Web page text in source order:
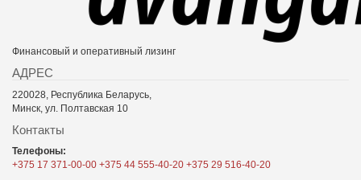
Финансовый и оперативный лизинг
АДРЕС
220028, Республика Беларусь,
Минск, ул. Полтавская 10
Контакты
Телефоны:
+375 17 371-00-00 +375 44 555-40-20 +375 29 516-40-20